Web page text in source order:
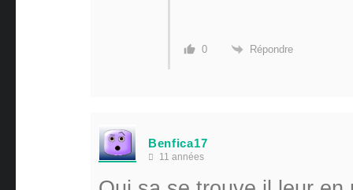
0 Répondre
Benfica17
11 années